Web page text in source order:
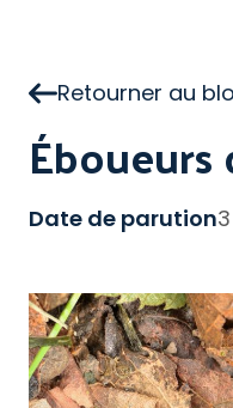
Retourner au
Date de parution